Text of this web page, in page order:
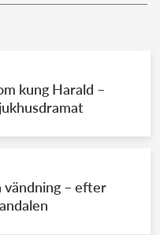
kung Harald –
– efter